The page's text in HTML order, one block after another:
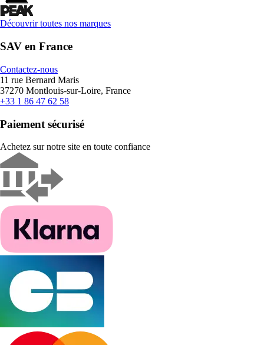
Découvrir toutes nos marques
SAV en France
Contactez-nous
11 rue Bernard Maris
37270 Montlouis-sur-Loire, France
+33 1 86 47 62 58
Paiement sécurisé
Achetez sur notre site en toute confiance